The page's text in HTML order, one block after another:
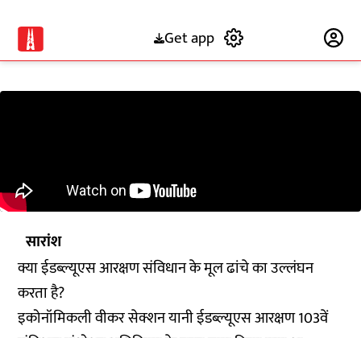
Get app
सारांश
क्या ईडब्ल्यूएस आरक्षण संविधान के मूल ढांचे का उल्लंघन
करता है?
इकोनॉमिकली वीकर सेक्शन यानी ईडब्ल्यूएस आरक्षण 103वें